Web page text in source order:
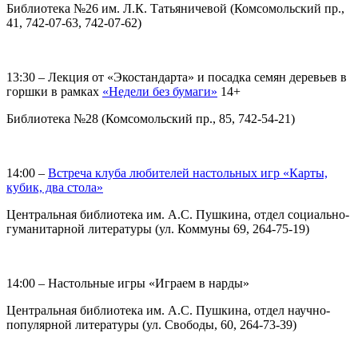
Библиотека №26 им. Л.К. Татьяничевой (Комсомольский пр.,
41, 742-07-63, 742-07-62)
13:30 – Лекция от «Экостандарта» и посадка семян деревьев в
горшки в рамках «Недели без бумаги» 14+
Библиотека №28 (Комсомольский пр., 85, 742-54-21)
14:00 – Встреча клуба любителей настольных игр «Карты,
кубик, два стола»
Центральная библиотека им. А.С. Пушкина, отдел социально-
гуманитарной литературы (ул. Коммуны 69, 264-75-19)
14:00 – Настольные игры «Играем в нарды»
Центральная библиотека им. А.С. Пушкина, отдел научно-
популярной литературы (ул. Свободы, 60, 264-73-39)